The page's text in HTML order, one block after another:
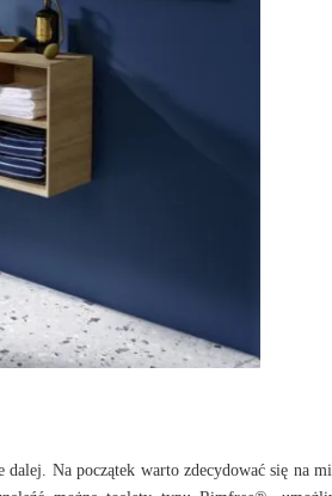
Na początek warto zdecydować się na